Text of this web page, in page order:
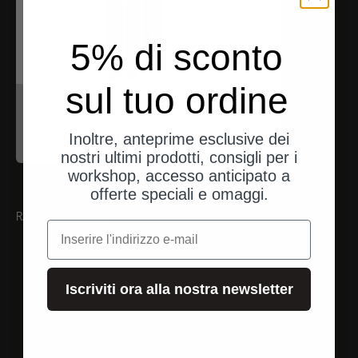
Proxxon
Angebot
$17.00
RACCOMANDAZIONI
5% di sconto
sul tuo ordine
Inoltre, anteprime esclusive dei
nostri ultimi prodotti, consigli per i
workshop, accesso anticipato a
offerte speciali e omaggi.
e-mail
Iscriviti ora alla nostra newsletter